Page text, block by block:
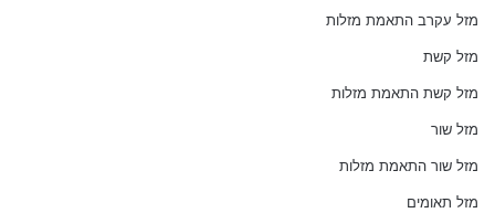
מזל עקרב התאמת מזלות
מזל קשת
מזל קשת התאמת מזלות
מזל שור
מזל שור התאמת מזלות
מזל תאומים